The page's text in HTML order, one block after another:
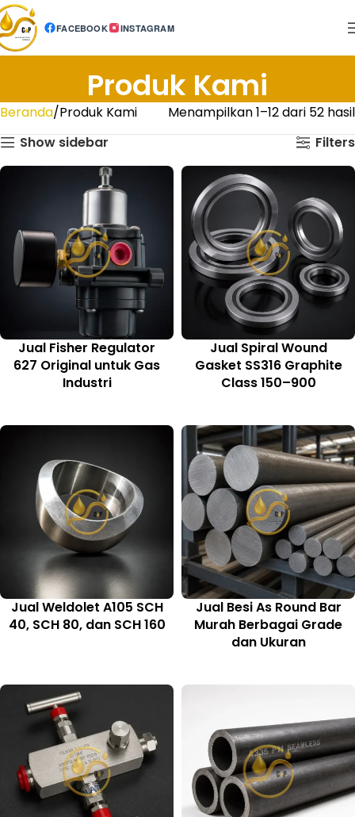
FACEBOOK INSTAGRAM
Produk Kami
Beranda Produk Kami
Menampilkan 1–12 dari 52 hasil
Show sidebar
Filters
Jual Fisher Regulator
627 Original untuk Gas
Industri
Jual Spiral Wound
Gasket SS316 Graphite
Class 150–900
Jual Weldolet A105 SCH
40, SCH 80, dan SCH 160
Jual Besi As Round Bar
Murah Berbagai Grade
dan Ukuran